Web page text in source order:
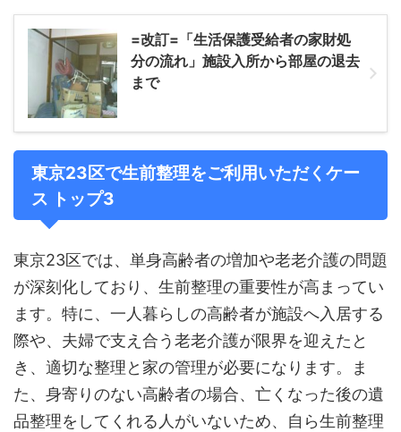
=改訂=「生活保護受給者の家財処
分の流れ」施設入所から部屋の退去
まで
東京23区で生前整理をご利用いただくケー
ス トップ3
東京23区では、単身高齢者の増加や老老介護の問題
が深刻化しており、生前整理の重要性が高まってい
ます。特に、一人暮らしの高齢者が施設へ入居する
際や、夫婦で支え合う老老介護が限界を迎えたと
き、適切な整理と家の管理が必要になります。ま
た、身寄りのない高齢者の場合、亡くなった後の遺
品整理をしてくれる人がいないため、自ら生前整理